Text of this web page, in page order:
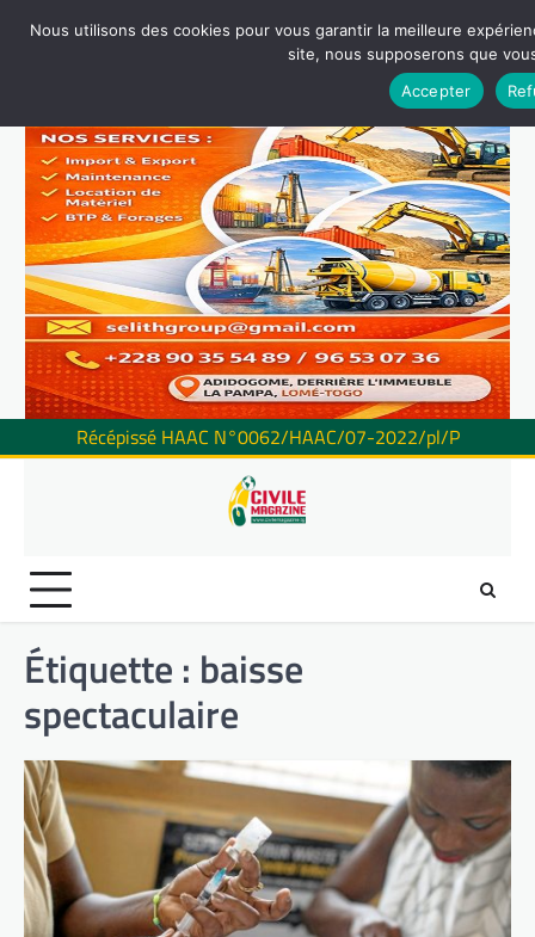
Récépissé HAAC N°0062/HAAC/07-2022/pl/P
Étiquette : baisse
spectaculaire
Nous utilisons des cookies pour vous garantir la meilleure
site, nous supposerons que
Accepter